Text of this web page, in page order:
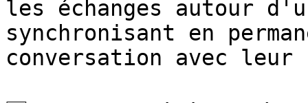
les échanges autour
synchronisant en
conversation avec